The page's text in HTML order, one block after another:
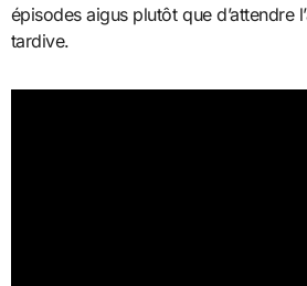
épisodes aigus plutôt que d’attendre
tardive.